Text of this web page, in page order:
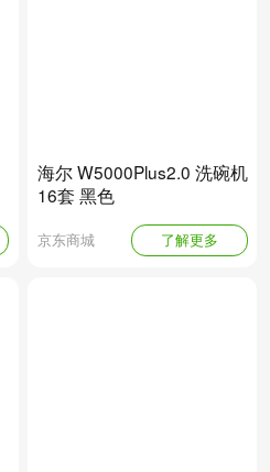
海尔 W5000Plus2.0 洗碗机
16套 黑色
京东商城 了解更多